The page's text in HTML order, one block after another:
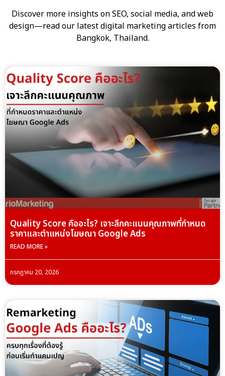
Discover more insights on SEO, social media, and web
design—read our latest digital marketing articles from
Bangkok, Thailand.
Quality Score คืออะไร? เจาะลึกคะแนนคุณภาพที่กำหนด
ราคาและตำแหน่งโฆษณา Google Ads
READ MORE »
กรกฎาคม 20, 2026